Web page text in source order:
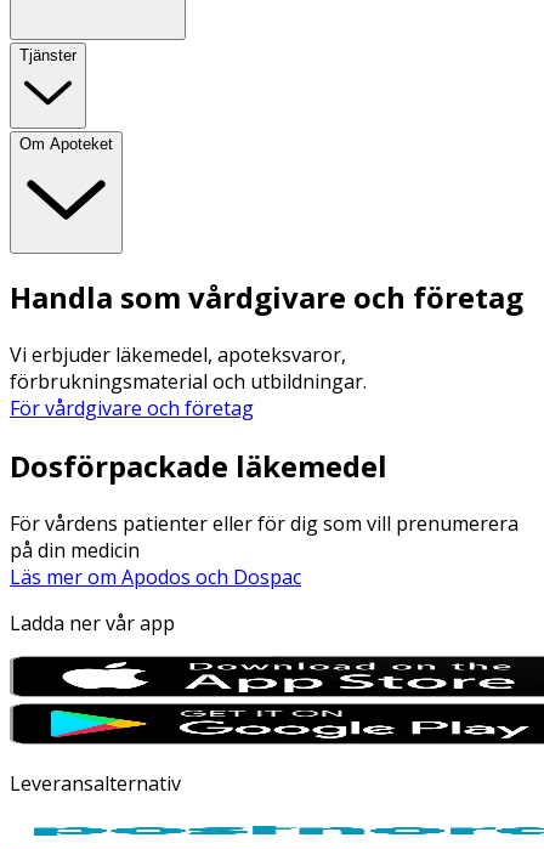
Tjänster
Om Apoteket
Handla som vårdgivare och företag
Vi erbjuder läkemedel, apoteksvaror,
förbrukningsmaterial och utbildningar.
För vårdgivare och företag
Dosförpackade läkemedel
För vårdens patienter eller för dig som vill prenumerera
på din medicin
Läs mer om Apodos och Dospac
Ladda ner vår app
Leveransalternativ